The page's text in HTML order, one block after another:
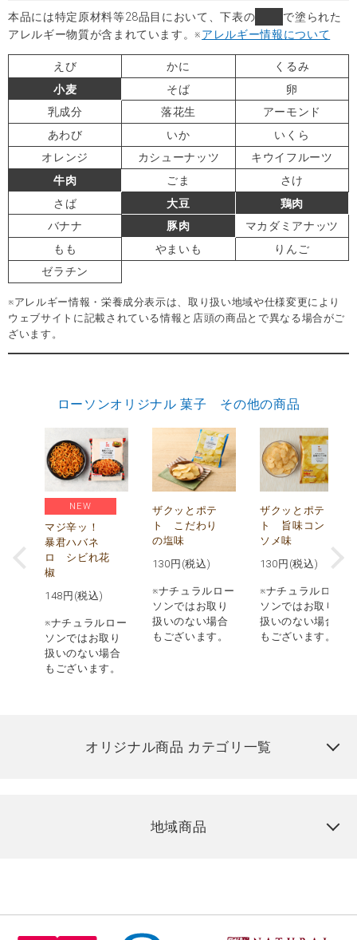
本品には特定原材料等28品目において、下表の
で塗られた
アレルギー物質が含まれています。※アレルギー情報について
えび かに
くるみ
小麦
そば
卵
乳成分
落花生
アーモンド
あわび
いか
いくら
オレンジ
カシューナッツ
キウイフルーツ
牛肉
ごま
さけ
さば
大豆
鶏肉
バナナ
豚肉
マカダミアナッツ
もも
やまいも
りんご
ゼラチン
※アレルギー情報・栄養成分表示は、取り扱い地域や仕様変更により
ウェブサイトに記載されている情報と店頭の商品とで異なる場合がご
ざいます。
ローソンオリジナル 菓子 その他の商品
NEW
マジ辛ッ！
暴君ハバネ
ロ シビれ花
椒
148 円(税込)
※ナチュラルロー
ソンではお取り
扱いのない場合
もございます。
ザクッとポテ
ト こだわり
の塩味
130 円(税込)
※ナチュラルロー
ソンではお取り
扱いのない場合
もございます。
ザクッとポテ
ト 旨味コン
ソメ味
130 円(税込)
※ナチュラルロー
ソンではお取り
扱いのない場合
もございます。
オリジナル商品 カテゴリ一覧
地域商品